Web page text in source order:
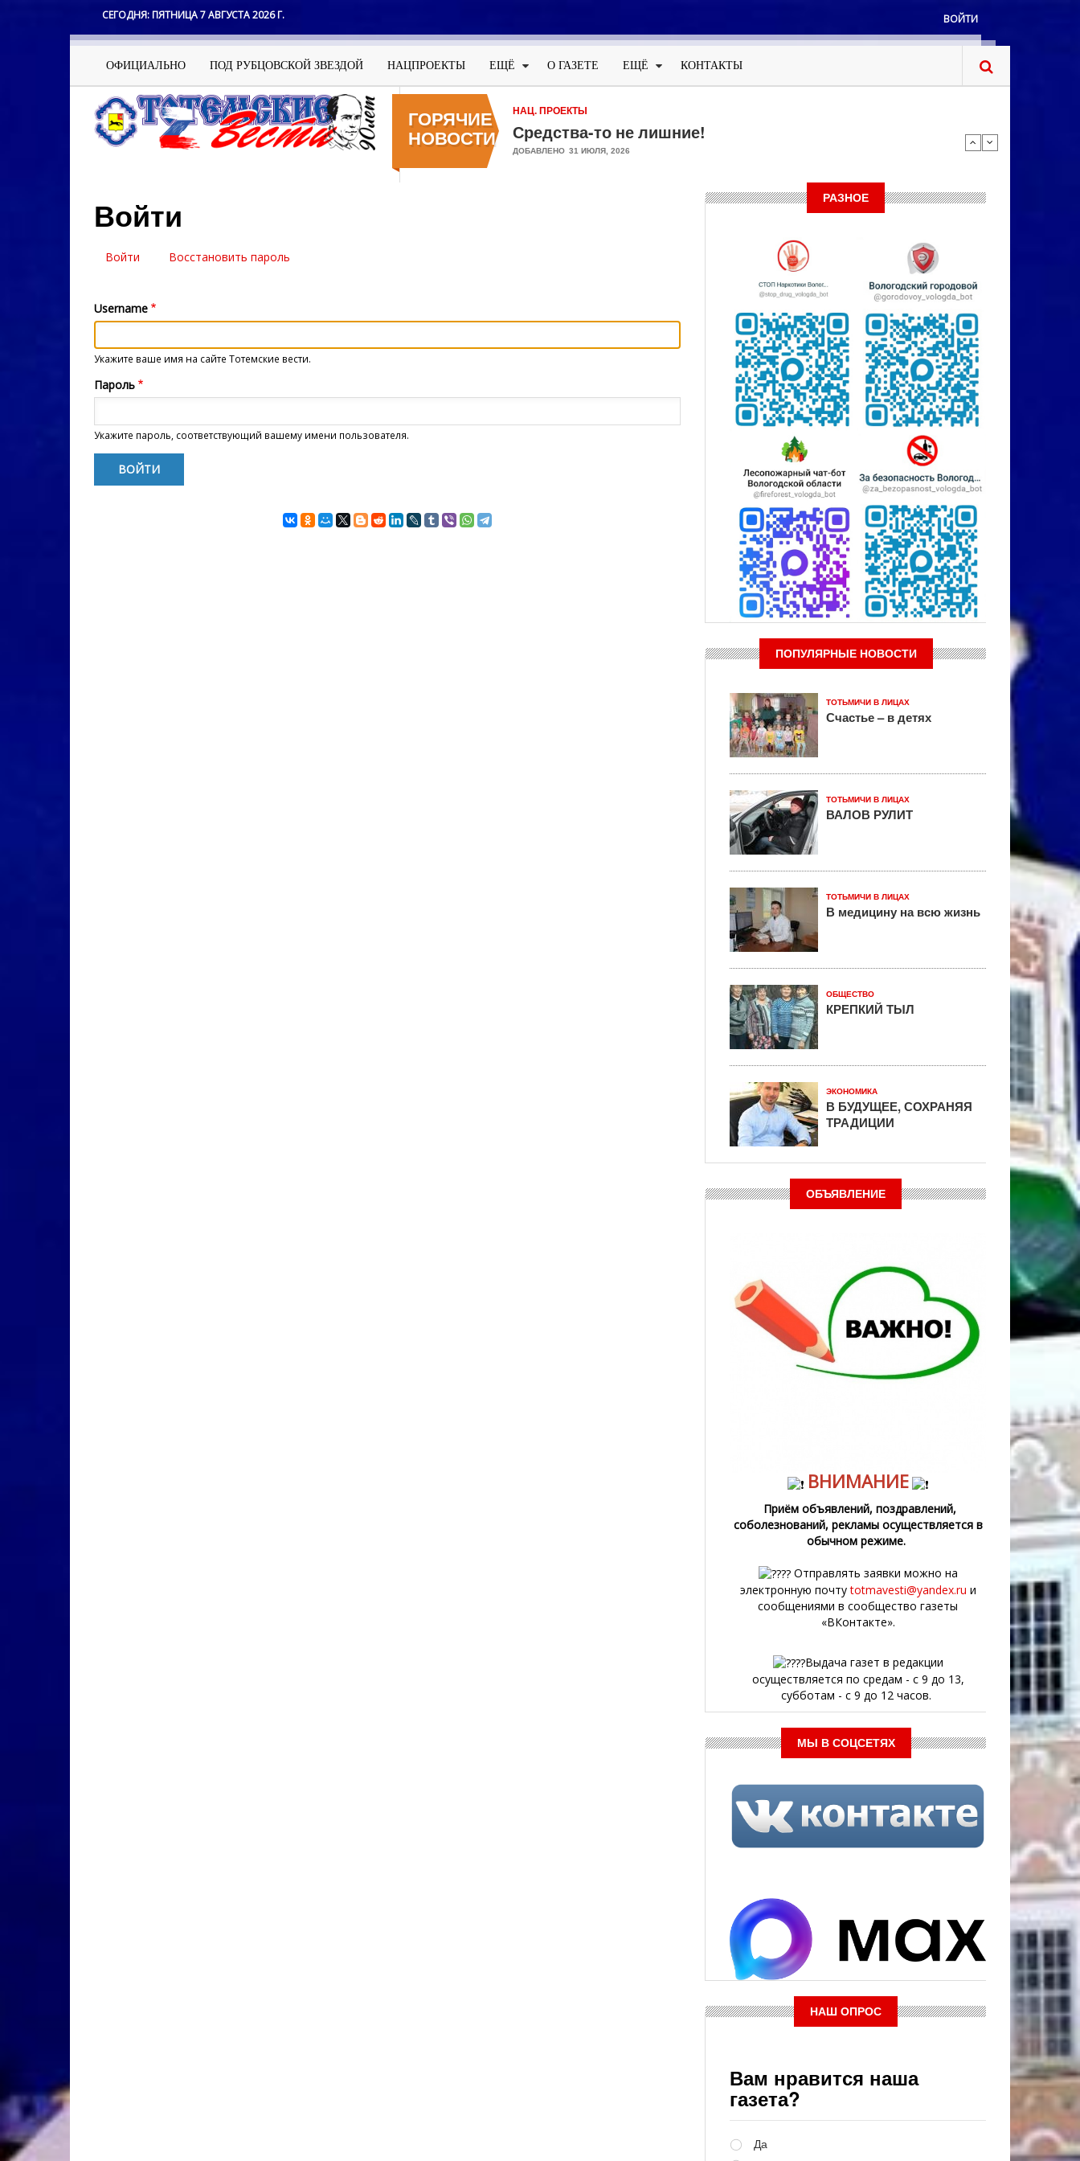
СЕГОДНЯ:ПЯТНИЦА 7 АВГУСТА 2026 Г.
Меню
учётной
записи
пользователя
ВОЙТИ
Основная
навигация
ОФИЦИАЛЬНО ПОД РУБЦОВСКОЙ ЗВЕЗДОЙ НАЦПРОЕКТЫ ЕЩЁ О ГАЗЕТЕ ЕЩЁ КОНТАКТЫ
ГОРЯЧИЕ
НОВОСТИ
НАЦ. ПРОЕКТЫ
Средства-то не лишние!
ДОБАВЛЕНО 31 ИЮЛЯ, 2026
Войти
вкладки
Войти (активнаяВосстановить пароль
Username
Укажите ваше имя на сайте Тотемские вести.
Пароль
Укажите пароль, соответствующий вашему имени пользователя.
РАЗНОЕ
ПОПУЛЯРНЫЕ НОВОСТИ
ТОТЬМИЧИ В ЛИЦАХ
Счастье – в детях
ТОТЬМИЧИ В ЛИЦАХ
ВАЛОВ РУЛИТ
ТОТЬМИЧИ В ЛИЦАХ
В медицину на всю жизнь
ОБЩЕСТВО
КРЕПКИЙ ТЫЛ
ЭКОНОМИКА
В БУДУЩЕЕ, СОХРАНЯЯ
ТРАДИЦИИ
ОБЪЯВЛЕНИЕ
ВНИМАНИЕ
Приём объявлений, поздравлений,
соболезнований, рекламы осуществляется в
обычном режиме.
Отправлять заявки можно на
электронную почтуtotmavesti@yandex.ru и
сообщениями в сообщество газеты
«ВКонтакте».
Выдача газет в редакции
осуществляется по средам - с 9 до 13,
субботам - с 9 до 12 часов.
МЫ В СОЦСЕТЯХ
НАШ ОПРОС
Вам нравится наша
газета?
Да